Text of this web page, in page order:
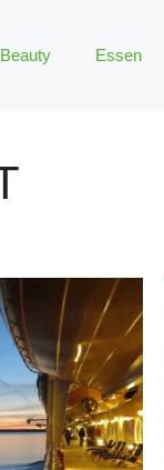
Beauty Essen